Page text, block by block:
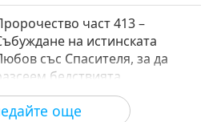
още
част 413 –
на истинската
със Спасителя, за да
бедствията
2026-08-09